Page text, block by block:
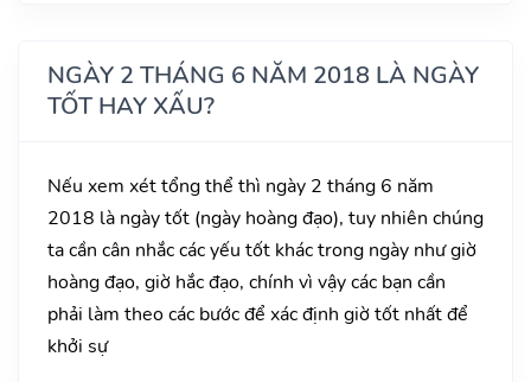
NGÀY 2 THÁNG 6 NĂM 2018 LÀ NGÀY
TỐT HAY XẤU?
Nếu xem xét tổng thể thì ngày 2 tháng 6 năm
2018 là ngày tốt (ngày hoàng đạo), tuy nhiên chúng
ta cần cân nhắc các yếu tốt khác trong ngày như giờ
hoàng đạo, giờ hắc đạo, chính vì vậy các bạn cần
phải làm theo các bước để xác định giờ tốt nhất để
khởi sự